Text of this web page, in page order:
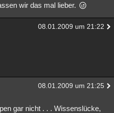
wir das mal lieber.
08.01.2009 um 21:22
08.01.2009 um 21:25
gar nicht . . . Wissenslücke,